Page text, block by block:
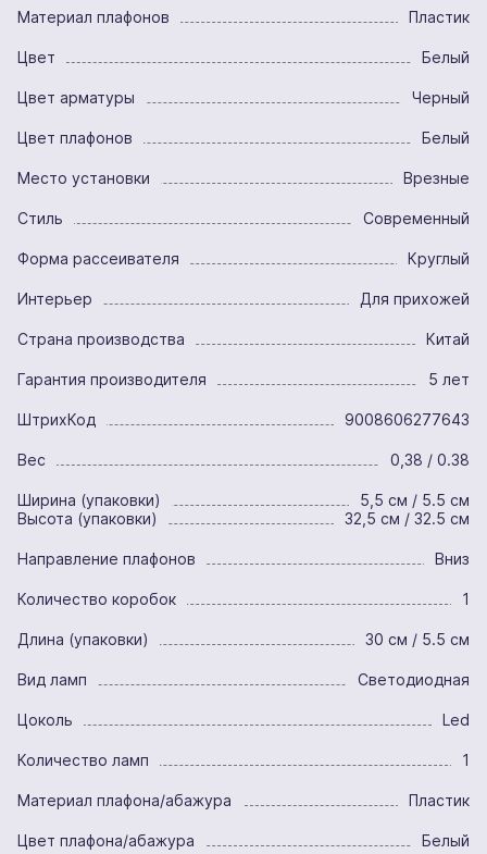
Материал плафонов Пластик
Цвет Белый
Цвет арматуры Черный
Цвет плафонов Белый
Место установки Врезные
Стиль Современный
Форма рассеивателя Круглый
Интерьер Для прихожей
Страна производства Китай
Гарантия производителя 5 лет
ШтрихКод 9008606277643
Вес 0,38 / 0.38
Ширина (упаковки)
5,5 см / 5.5 см
Высота (упаковки)
32,5 см / 32.5 см
Направление плафонов Вниз
Количество коробок 1
Длина (упаковки) 30 см / 5.5 см
Вид ламп Светодиодная
Цоколь Led
Количество ламп 1
Материал плафона/абажура Пластик
Цвет плафона/абажура Белый